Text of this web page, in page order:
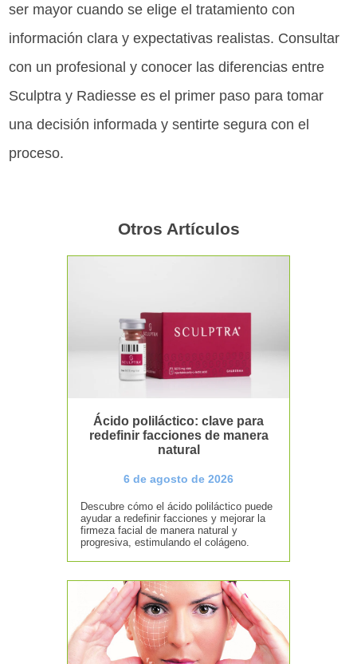
ser mayor cuando se elige el tratamiento con
información clara y expectativas realistas. Consultar
con un profesional y conocer las diferencias entre
Sculptra y Radiesse es el primer paso para tomar
una decisión informada y sentirte segura con el
proceso.
Otros Artículos
Ácido poliláctico: clave para
redefinir facciones de manera
natural
6 de agosto de 2026
Descubre cómo el ácido poliláctico puede
ayudar a redefinir facciones y mejorar la
firmeza facial de manera natural y
progresiva, estimulando el colágeno.